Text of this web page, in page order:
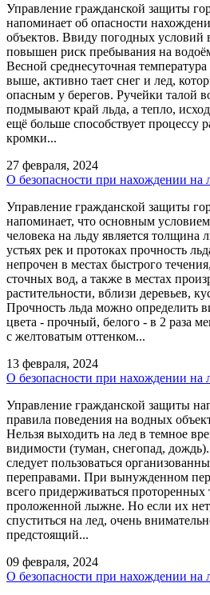
Управление гражданской защиты
напоминает об опасности
объектов. Ввиду погодных условий
повышен риск пребывания на
Весной среднесуточная
выше, активно тает снег и лед,
опасным у берегов. Ручейки талой
подмывают край льда, а тепло,
ещё больше способствует процессу
кромки...
27 февраля, 2024
О безопасности при нахождении на
Управление гражданской защиты
напоминает, что основным
человека на льду является толщина
устьях рек и протоках прочность
непрочен в местах быстрого
сточных вод, а также в местах
растительности, вблизи деревьев,
Прочность льда можно определить
цвета - прочный, белого - в 2 раза
с желтоватым оттенком...
13 февраля, 2024
О безопасности при нахождении на
Управление гражданской защиты
правила поведения на водных
Нельзя выходить на лед в темное
видимости (туман, снегопад,
следует пользоваться
переправами. При вынужденном
всего придерживаться
проложенной лыжне. Но если их
спуститься на лед, очень
предстоящий...
09 февраля, 2024
О безопасности при нахождении на